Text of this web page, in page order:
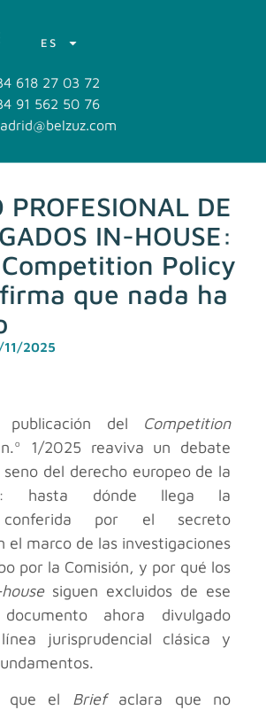
ES
618 27 03 72
91 562 50 76
PROFESIONAL DE
IN-HOUSE:
Policy
que nada ha
11/2025
publicación del Competition
1/2025 reaviva un debate
del derecho europeo de la
hasta dónde llega la
conferida por el secreto
el marco de las investigaciones
por la Comisión, y por qué los
siguen excluidos de ese
ahora divulgado
jurisprudencial clásica y
que el Brief aclara que no